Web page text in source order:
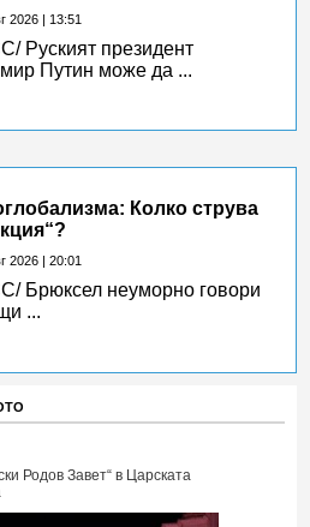
2026 | 13:51
Руският президент
Путин може да ...
Колко струва
2026 | 20:01
Брюксел неуморно говори
...
Родов Завет“ в Царската